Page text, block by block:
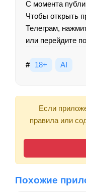
С момента
Чтобы открыть
Телеграм,
или перейдите
# 18+ AI
Если
правила или
Похожие